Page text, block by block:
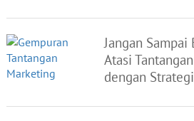
Jangan Sampai
Atasi
dengan